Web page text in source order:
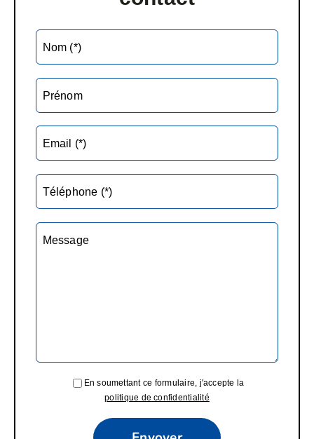
Nom (*)
Prénom
Email (*)
Téléphone (*)
Message
En soumettant ce formulaire, j'accepte la
politique de confidentialité